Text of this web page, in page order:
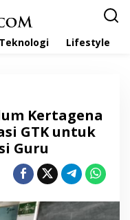
Teknologi Lifestyle
Kertagena
GTK untuk
Guru